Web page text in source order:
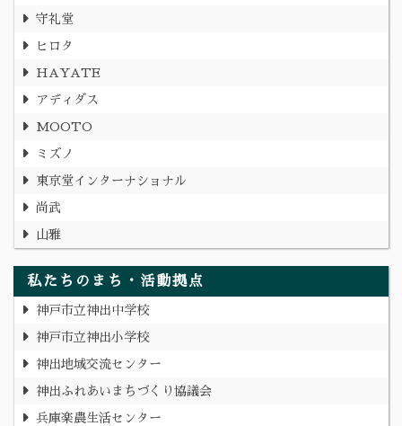
守礼堂
ヒロタ
HAYATE
アディダス
MOOTO
ミズノ
東京堂インターナショナル
尚武
山雅
私たちのまち・活動拠点
神戸市立神出中学校
神戸市立神出小学校
神出地域交流センター
神出ふれあいまちづくり協議会
兵庫楽農生活センター